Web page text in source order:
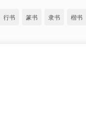
行书 篆书 隶书 楷书